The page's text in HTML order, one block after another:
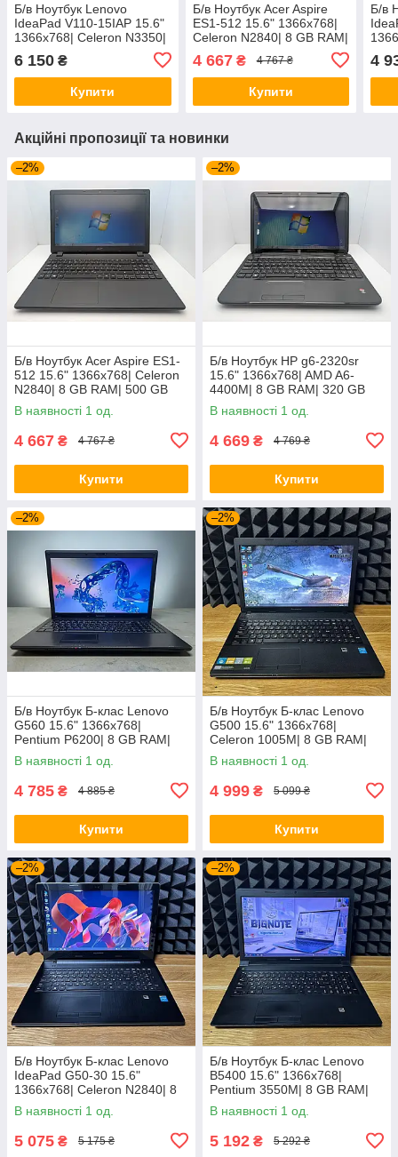
Б/в Ноутбук Lenovo
IdeaPad V110-15IAP 15.6"
1366x768| Celeron N3350|
8 GB RAM| 128 GB SSD|
HD 500
6 150 ₴
Купити
Б/в Ноутбук Acer Aspire
ES1-512 15.6" 1366x768|
Celeron N2840| 8 GB RAM|
4 667₴ 4 767 ₴
Купити
Б/в
HD
4
Акційні пропозиції та новинки
–2%
Б/в Ноутбук Acer Aspire ES1-
512 15.6" 1366x768| Celeron
N2840| 8 GB RAM| 500 GB
HDD| HD
В наявності 1 од.
4 667 ₴ 4 767 ₴
Купити
–2%
Б/в Ноутбук HP g6-2320sr
15.6" 1366x768| AMD A6-
4400M| 8 GB RAM| 320 GB
HDD| Radeon HD 7520G
В наявності 1 од.
4 669 ₴ 4 769 ₴
Купити
–2%
Б/в Ноутбук Б-клас Lenovo
G560 15.6" 1366x768|
Pentium P6200| 8 GB RAM|
120 GB SSD| HD
В наявності 1 од.
4 785 ₴ 4 885 ₴
Купити
–2%
Б/в Ноутбук Б-клас Lenovo
G500 15.6" 1366x768|
Celeron 1005M| 8 GB RAM|
128 GB SSD| HD
В наявності 1 од.
4 999 ₴ 5 099 ₴
Купити
–2%
Б/в Ноутбук Б-клас Lenovo
IdeaPad G50-30 15.6"
1366x768| Celeron N2840| 8
GB RAM| 128 GB SSD| HD
В наявності 1 од.
5 075 ₴ 5 175 ₴
–2%
Б/в Ноутбук Б-клас Lenovo
B5400 15.6" 1366x768|
Pentium 3550M| 8 GB RAM|
128 GB SSD| HD
В наявності 1 од.
5 192 ₴ 5 292 ₴